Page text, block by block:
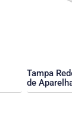
Tampa
de